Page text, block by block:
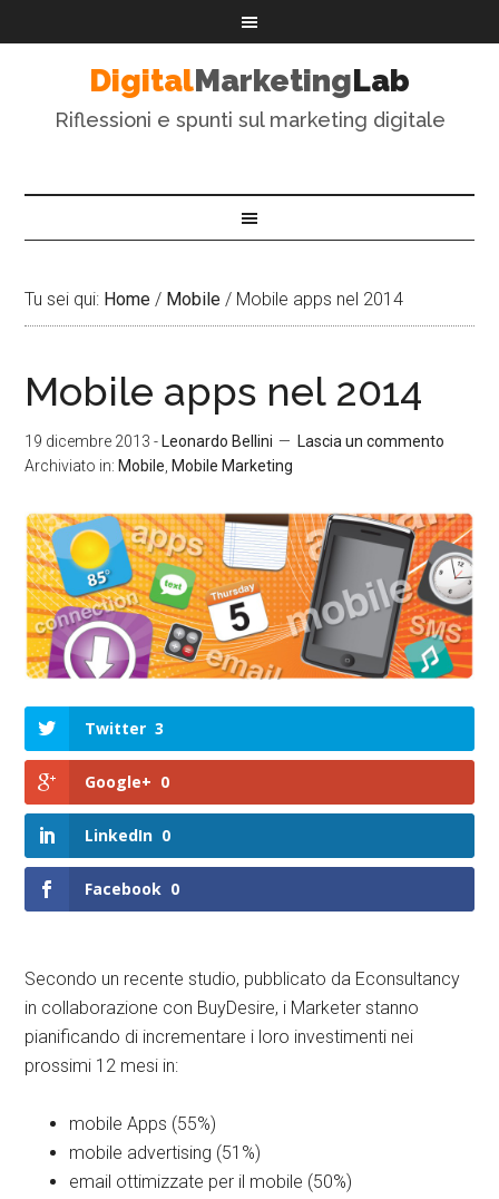
DigitalMarketingLab
Riflessioni e spunti sul marketing digitale
Tu sei qui: Home / Mobile / Mobile apps nel 2014
Mobile apps nel 2014
19 dicembre 2013 - Leonardo Bellini
Lascia un commento
Archiviato in: Mobile Mobile Marketing
Twitter 3
Google+ 0
LinkedIn 0
Facebook 0
Secondo un recente studio, pubblicato da Econsultancy
in collaborazione con BuyDesire, i Marketer stanno
pianificando di incrementare i loro investimenti nei
prossimi 12 mesi in:
mobile Apps (55%)
mobile advertising (51%)
email ottimizzate per il mobile (50%)